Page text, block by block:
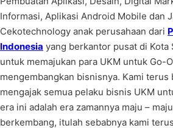
Informasi, Aplikasi Android Mobile dan
Cekotechnology anak perusahaan dari
Indonesia yang berkantor pusat di Kota
untuk memajukan para UKM untuk Go-
mengembangkan bisnisnya. Kami terus
mengajak semua pelaku bisnis UKM
era ini adalah era zamannya maju –
berkembang, itulah sebabnya kami